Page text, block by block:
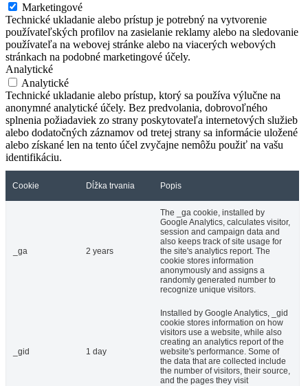
Marketingové
Technické ukladanie alebo prístup je potrebný na vytvorenie
používateľských profilov na zasielanie reklamy alebo na sledovanie
používateľa na webovej stránke alebo na viacerých webových
stránkach na podobné marketingové účely.
Analytické
Analytické
Technické ukladanie alebo prístup, ktorý sa používa výlučne na
anonymné analytické účely. Bez predvolania, dobrovoľného
splnenia požiadaviek zo strany poskytovateľa internetových služieb
alebo dodatočných záznamov od tretej strany sa informácie uložené
alebo získané len na tento účel zvyčajne nemôžu použiť na vašu
identifikáciu.
Cookie Dĺžka trvania Popis
_ga 2 years
The _ga cookie, installed by
Google Analytics, calculates visitor,
session and campaign data and
also keeps track of site usage for
the site's analytics report. The
cookie stores information
anonymously and assigns a
randomly generated number to
recognize unique visitors.
_gid 1 day
Installed by Google Analytics, _gid
cookie stores information on how
visitors use a website, while also
creating an analytics report of the
website's performance. Some of
the data that are collected include
the number of visitors, their source,
and the pages they visit